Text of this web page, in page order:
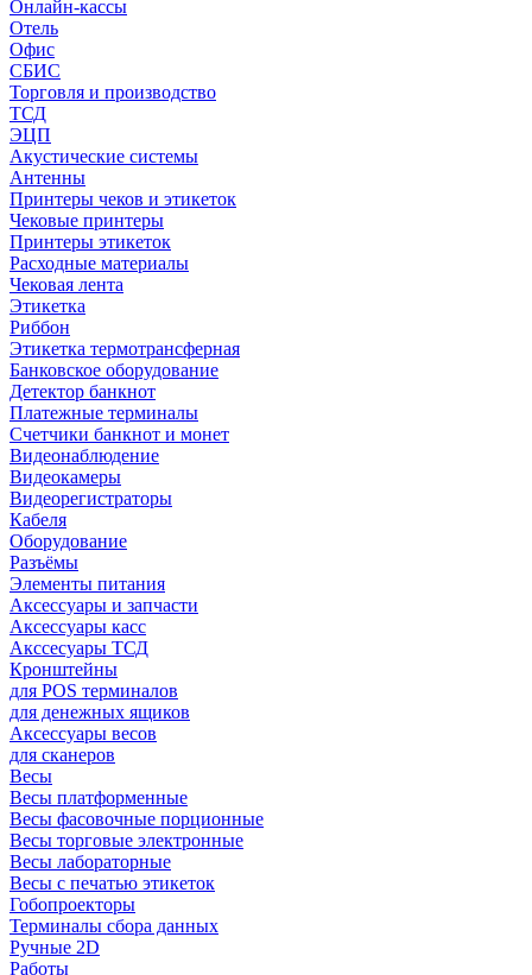
Онлайн-кассы
Отель
Офис
СБИС
Торговля и производство
ТСД
ЭЦП
Акустические системы
Антенны
Принтеры чеков и этикеток
Чековые принтеры
Принтеры этикеток
Расходные материалы
Чековая лента
Этикетка
Риббон
Этикетка термотрансферная
Банковское оборудование
Детектор банкнот
Платежные терминалы
Счетчики банкнот и монет
Видеонаблюдение
Видеокамеры
Видеорегистраторы
Кабеля
Оборудование
Разъёмы
Элементы питания
Аксессуары и запчасти
Аксессуары касс
Акссесуары ТСД
Кронштейны
для POS терминалов
для денежных ящиков
Аксессуары весов
для сканеров
Весы
Весы платформенные
Весы фасовочные порционные
Весы торговые электронные
Весы лабораторные
Весы с печатью этикеток
Гобопроекторы
Терминалы сбора данных
Ручные 2D
Работы